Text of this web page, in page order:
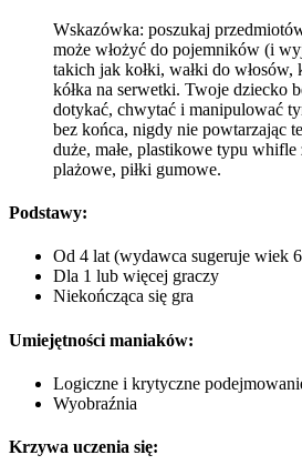
Wskazówka: poszukaj
może włożyć do pojemników (i
takich jak kołki, wałki do włosów,
kółka na serwetki. Twoje dziecko
dotykać, chwytać i manipulować
bez końca, nigdy nie powtarzając
duże, małe, plastikowe typu
plażowe, piłki gumowe.
Podstawy:
Od 4 lat (wydawca sugeruje wiek
Dla 1 lub więcej graczy
Niekończąca się gra
Umiejętności maniaków:
Logiczne i krytyczne
Wyobraźnia
Krzywa uczenia się: